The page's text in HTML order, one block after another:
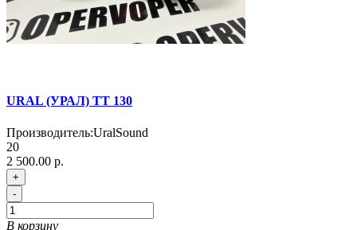
URAL (УРАЛ) TT 130
Производитель:UralSound
20
2 500.00 р.
+
-
В корзину